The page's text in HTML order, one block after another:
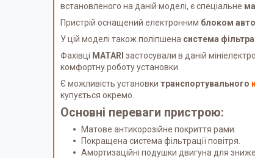
встановленого на даній моделі, є спеціальне
Пристрій оснащений електронним блоком
У цій моделі також поліпшена система
Фахівці MATARI застосували в даній
комфортну роботу установки.
Є можливість установки транспортувального
купується окремо.
Основні переваги пристрою:
Матове антикорозійне покриття рами.
Покращена система фільтрації повітря.
Амортизаційні подушки двигуна для